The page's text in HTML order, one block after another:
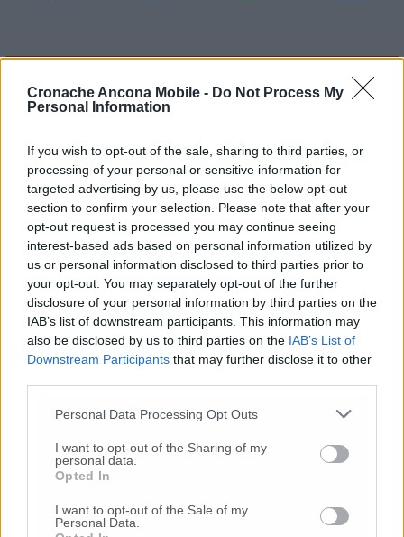
Cronache Ancona Mobile - Do Not Process My
Personal Information
If you wish to opt-out of the sale, sharing to third parties, or
processing of your personal or sensitive information for
targeted advertising by us, please use the below opt-out
section to confirm your selection. Please note that after your
opt-out request is processed you may continue seeing
interest-based ads based on personal information utilized by
us or personal information disclosed to third parties prior to
your opt-out. You may separately opt-out of the further
disclosure of your personal information by third parties on the
IAB’s list of downstream participants. This information may
also be disclosed by us to third parties on the IAB’s List of
Downstream Participants that may further disclose it to other
Personal Data Processing Opt Outs
I want to opt-out of the Sharing of my
personal data.
Opted In
I want to opt-out of the Sale of my
Personal Data.
Nessun commento presente
Commenta
Commenta l'articolo
Gli articoli più letti
24 Lug-Bimbi costretti a colpirsi da solie lasciati al
buio:orrore all’asilo, arrestate due educatrici
10 Lug
Luigia Fortunato,l’ennesimo femminicidio:
prima la lite, poi la furia col coltello
coltellate.Fermato il compagno: “L’ho ammazzata”
-Scontro tra auto e moto a Numana:
gravissimo un centauro
24 Lug-Maltrattamenti all’asilo, parla il sindaco: